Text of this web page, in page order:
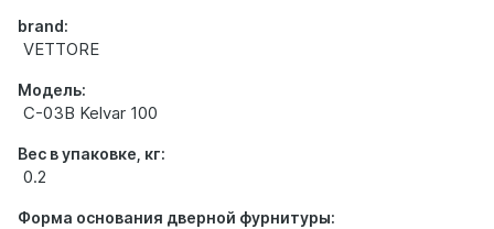
brand:
VETTORE
Модель:
C-03B Kelvar 100
Вес в упаковке, кг:
0.2
Форма основания дверной фурнитуры: